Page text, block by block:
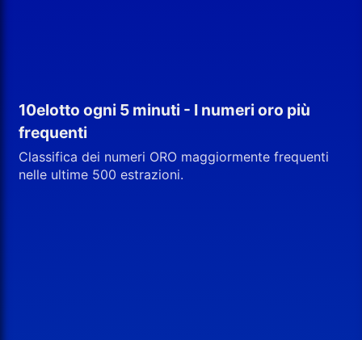
10elotto ogni 5 minuti - I numeri oro più
frequenti
Classifica dei numeri ORO maggiormente frequenti
nelle ultime 500 estrazioni.